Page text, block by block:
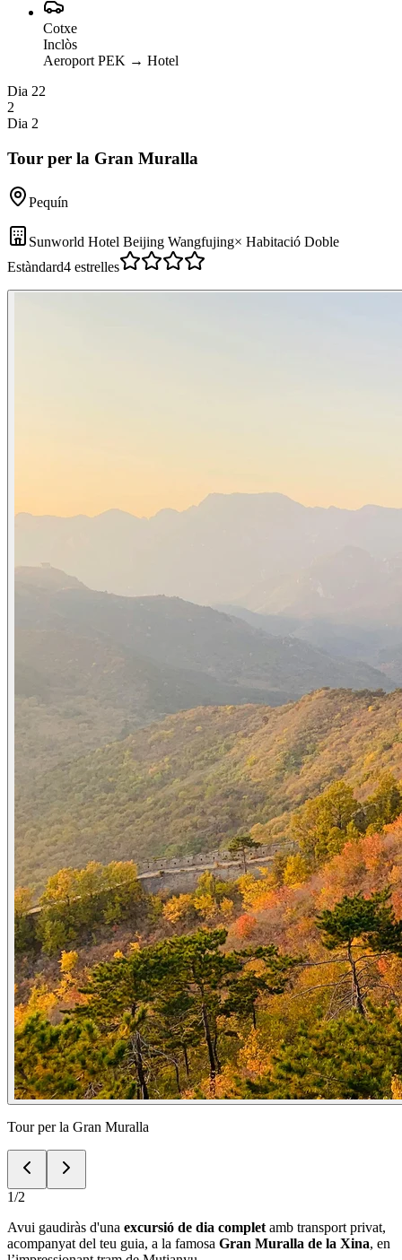
Cotxe
Inclòs
Aeroport PEK → Hotel
Dia 22
2
Dia 2
Tour per la Gran Muralla
Pequín
Sunworld Hotel Beijing Wangfujing× Habitació Doble
Estàndard4 estrelles
Tour per la Gran Muralla
1/2
Avui gaudiràs d'una excursió de dia complet amb transport privat,
acompanyat del teu guia, a la famosa Gran Muralla de la Xina, en